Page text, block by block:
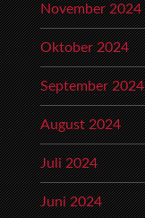
November 2024
Oktober 2024
September 2024
August 2024
Juli 2024
Juni 2024